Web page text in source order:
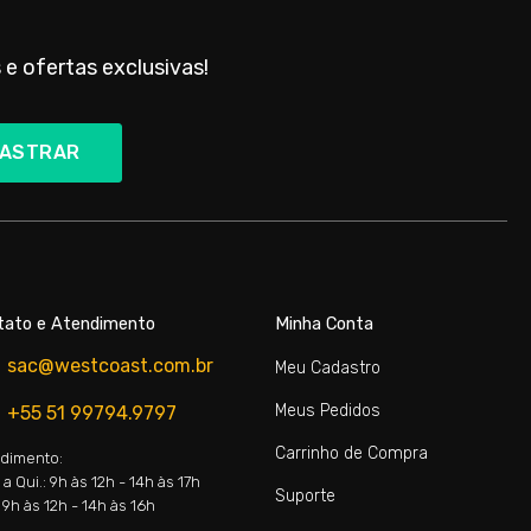
ofertas exclusivas!
e Atendimento
sac@westcoast.com.br
+55 51 99794.9797
Qui.: 9h às 12h - 14h às 17h
às 12h - 14h às 16h
Minha Conta
Meu Cadastro
Meus Pedidos
Carrinho de Compra
Suporte